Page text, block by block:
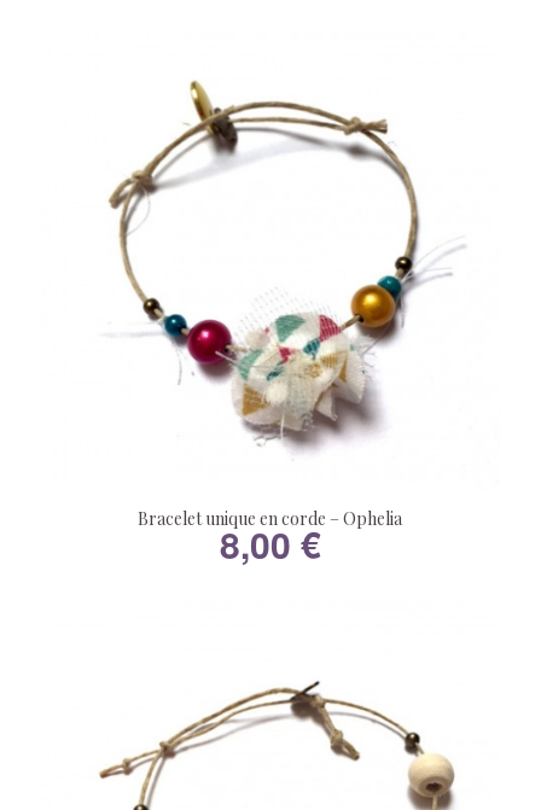
Bracelet unique en corde – Ophelia
8,00 €